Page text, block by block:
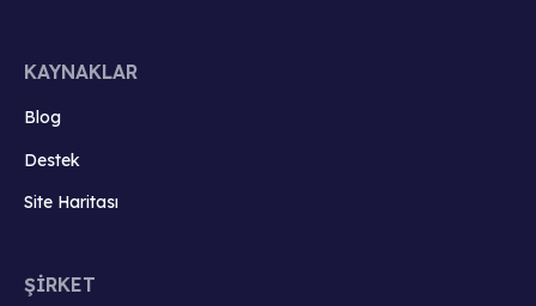
KAYNAKLAR
Blog
Destek
Site Haritası
ŞİRKET